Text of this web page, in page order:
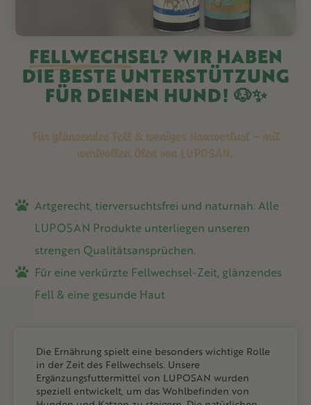
FELLWECHSEL? WIR HABEN
DIE BESTE UNTERSTÜTZUNG
FÜR DEINEN HUND! 🐶✨
Für glänzendes Fell & weniger Haarverlust – mit
wertvollen Ölen von LUPOSAN.
Artgerecht, tierversuchtsfrei und naturnah: Alle
LUPOSAN Produkte unterliegen unseren
strengen Qualitätsansprüchen.
Für eine verkürzte Fellwechsel-Zeit, glänzendes
Fell & eine gesunde Haut
Die Ernährung spielt eine besonders wichtige Rolle
in der Zeit des Fellwechsels. Unsere
Ergänzungsfuttermittel von LUPOSAN wurden
speziell entwickelt, um das Wohlbefinden von